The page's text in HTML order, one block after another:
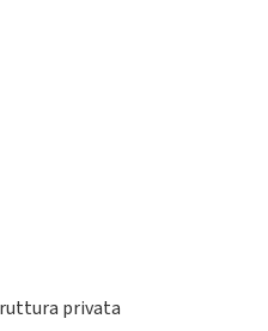
privata